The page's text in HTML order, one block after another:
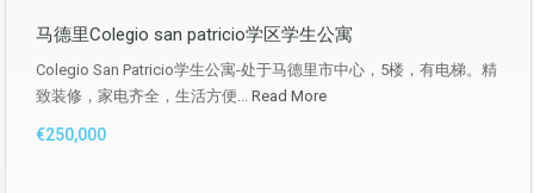
马德里Colegio san patricio学区学生公寓
Colegio San Patricio学生公寓-处于马德里市中心，5楼，有电梯。精
致装修，家电齐全，生活方便... Read More
€250,000